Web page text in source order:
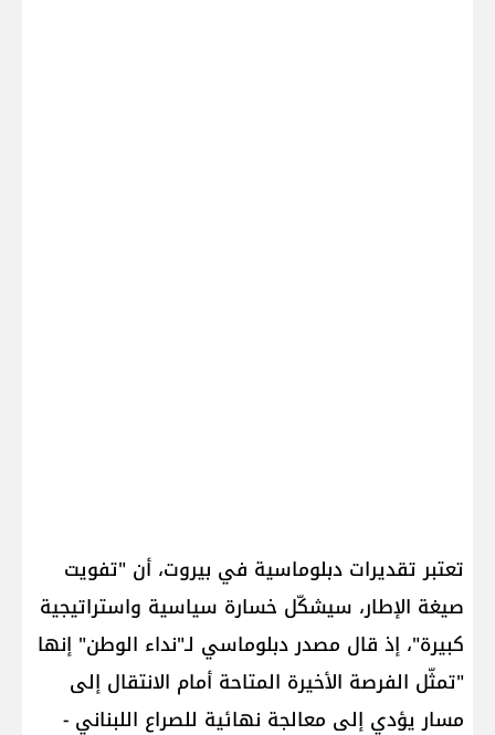
تعتبر تقديرات دبلوماسية في بيروت، أن "تفويت
صيغة الإطار، سيشكّل خسارة سياسية واستراتيجية
كبيرة"، إذ قال مصدر دبلوماسي لـ"نداء الوطن" إنها
"تمثّل الفرصة الأخيرة المتاحة أمام الانتقال إلى
مسار يؤدي إلى معالجة نهائية للصراع اللبناني -